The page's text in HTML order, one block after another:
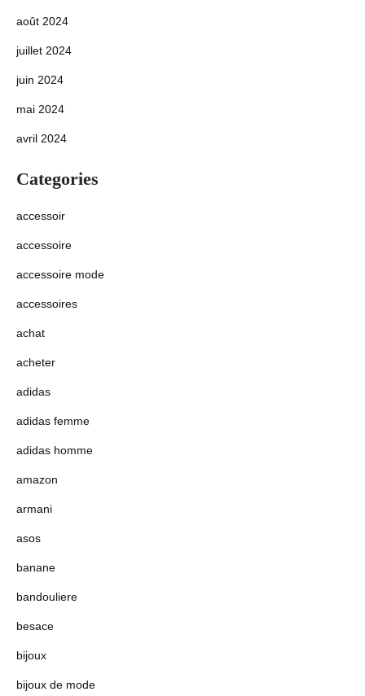
août 2024
juillet 2024
juin 2024
mai 2024
avril 2024
Categories
accessoir
accessoire
accessoire mode
accessoires
achat
acheter
adidas
adidas femme
adidas homme
amazon
armani
asos
banane
bandouliere
besace
bijoux
bijoux de mode